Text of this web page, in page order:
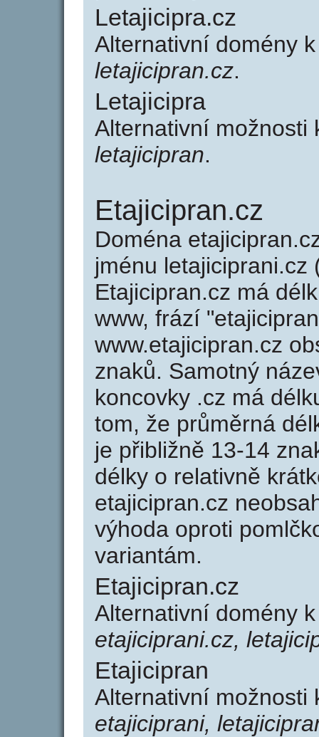
Letajicipra.cz
Alternativní domény
letajicipran.cz.
Letajicipra
Alternativní možnosti
letajicipran.
Etajicipran.cz
Doména
jménu letajiciprani.cz
Etajicipran.cz má
www, frází
www.etajicipran.cz
znaků. Samotný
koncovky .cz má
tom, že průměrná
je přibližně 13-14
délky o relativně
etajicipran.cz
výhoda oproti
variantám.
Etajicipran.cz
Alternativní domény
etajiciprani.cz,
Etajicipran
Alternativní možnosti
etajiciprani,